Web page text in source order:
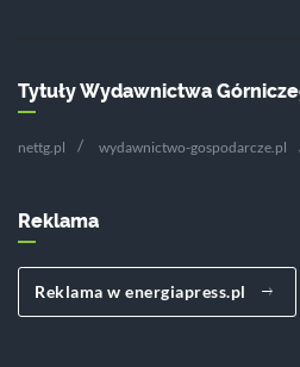
Tytuły Wydawnictwa
nettg.pl wydawnictwo-gospodarcze.pl
Reklama
Reklama w energiapress.pl